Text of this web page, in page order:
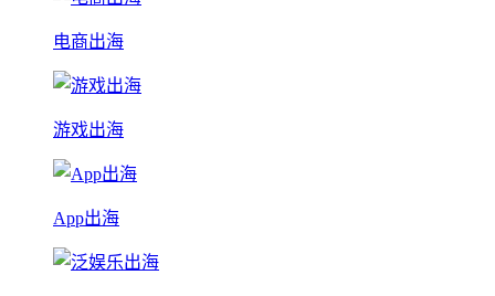
电商出海
游戏出海
App出海